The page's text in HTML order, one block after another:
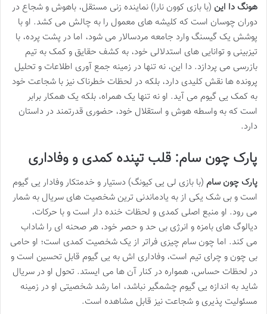
هونگ دا این (با بازی کوون نارا) نماینده زنی مستقل، باهوش و شجاع در
دوران چوسان است که کلیشه های معمول را به چالش می کشد. او با
پوشش یک گیسنگ وارد جامعه مردسالار می شود، اما در پشت پرده، با
تیزبینی و توانایی های استدلالی خود، به کشف حقایق و کمک به تیم
بازرسی می پردازد. دا این، نه تنها در زمینه جمع آوری اطلاعات و تحلیل
پرونده ها نقش کلیدی دارد، بلکه در لحظات خطرناک نیز با شجاعت خود
به کمک یی گیوم می آید. او نه تنها یک همراه، بلکه یک همکار برابر
است که به واسطه هوش و استقلال خود، حضوری قدرتمند در داستان
دارد.
پارک چون سام: قلب تپنده کمدی و وفاداری
پارک چون سام (با بازی لی یی کیونگ) دستیار و خدمتکار وفادار یی گیوم
است و بی شک یکی از به یادماندنی ترین شخصیت های سریال به شمار
می رود. او منبع اصلی کمدی و لحظات خنده دار است و با حرکات،
دیالوگ های بامزه و انرژی بی حد و حصر خود، هر صحنه ای را شاداب
می کند. اما چون سام چیزی فراتر از یک شخصیت کمدی است؛ او حامی
بی چون و چرای تیم است، وفاداری اش به یی گیوم قابل تحسین است و
در لحظات حساس، همواره در کنار آن ها می ایستد. تحول او در سریال
شاید به اندازه یی گیوم چشمگیر نباشد، اما رشد شخصیتی او در زمینه
مسئولیت پذیری و شجاعت نیز قابل مشاهده است.